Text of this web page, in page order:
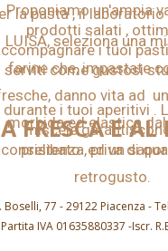
FRESCA E AL
la pasta , il laboratorio
LUISA, seleziona una
farine che, impastate
danno vita ad
morbida ed elastica
prelibato , priva di
retrogusto.
Boselli, 77 - 29122 Piacenza
Partita IVA 01635880337 -Iscr.
Proponiamo un'ampia
prodotti salati ,
i tuoi
serviti come gustosi
durante i tuoi aperitivi .
miscele
consistenza ed un